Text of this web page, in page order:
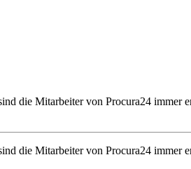
die Mitarbeiter von Procura24 immer
die Mitarbeiter von Procura24 immer